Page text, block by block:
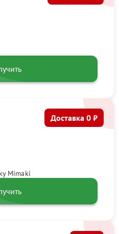
Mimaki
Доставка 0 ₽